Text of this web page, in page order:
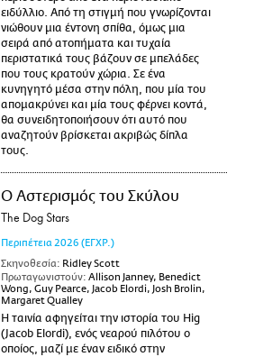
ειδύλλιο. Από τη στιγμή που γνωρίζονται
νιώθουν μια έντονη σπίθα, όμως μια
σειρά από ατοπήματα και τυχαία
περιστατικά τους βάζουν σε μπελάδες
που τους κρατούν χώρια. Σε ένα
κυνηγητό μέσα στην πόλη, που μία του
απομακρύνει και μία τους φέρνει κοντά,
θα συνειδητοποιήσουν ότι αυτό που
αναζητούν βρίσκεται ακριβώς δίπλα
τους.
Ο Αστερισμός του Σκύλου
The Dog Stars
Περιπέτεια 2026 (ΕΓΧΡ.)
Σκηνοθεσία: Ridley Scott
Πρωταγωνιστούν: Allison Janney, Benedict
Wong, Guy Pearce, Jacob Elordi, Josh Brolin,
Margaret Qualley
Η ταινία αφηγείται την ιστορία του Hig
(Jacob Elordi), ενός νεαρού πιλότου ο
οποίος, μαζί με έναν ειδικό στην